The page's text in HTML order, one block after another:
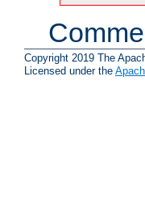
Copyright 2019 The
Licensed under the